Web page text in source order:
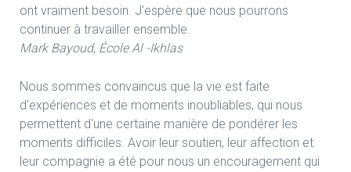
ont vraiment besoin. J'espère que nous pourrons
continuer à travailler ensemble.
Mark Bayoud, École Al -Ikhlas
Nous sommes convaincus que la vie est faite
d'expériences et de moments inoubliables, qui nous
permettent d'une certaine manière de pondérer les
moments difficiles. Avoir leur soutien, leur affection et
leur compagnie a été pour nous un encouragement qui